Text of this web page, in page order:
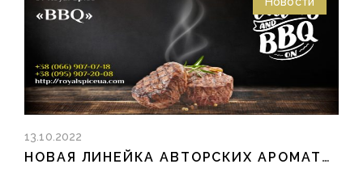
13.10.2022
НОВАЯ ЛИНЕЙКА АВТОРСКИХ АРОМАТИЗАТОРОВ BBQ